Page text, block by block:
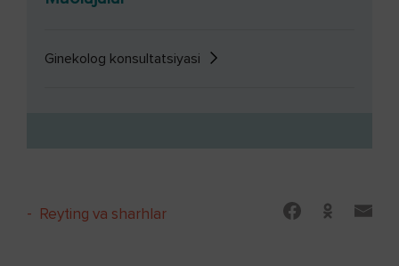
Ginekolog konsultatsiyasi
- Reyting va sharhlar